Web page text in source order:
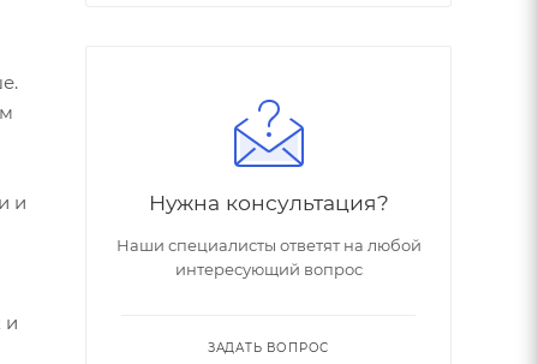
и
и
Нужна консультация?
Наши специалисты ответят на любой
интересующий вопрос
ЗАДАТЬ ВОПРОС